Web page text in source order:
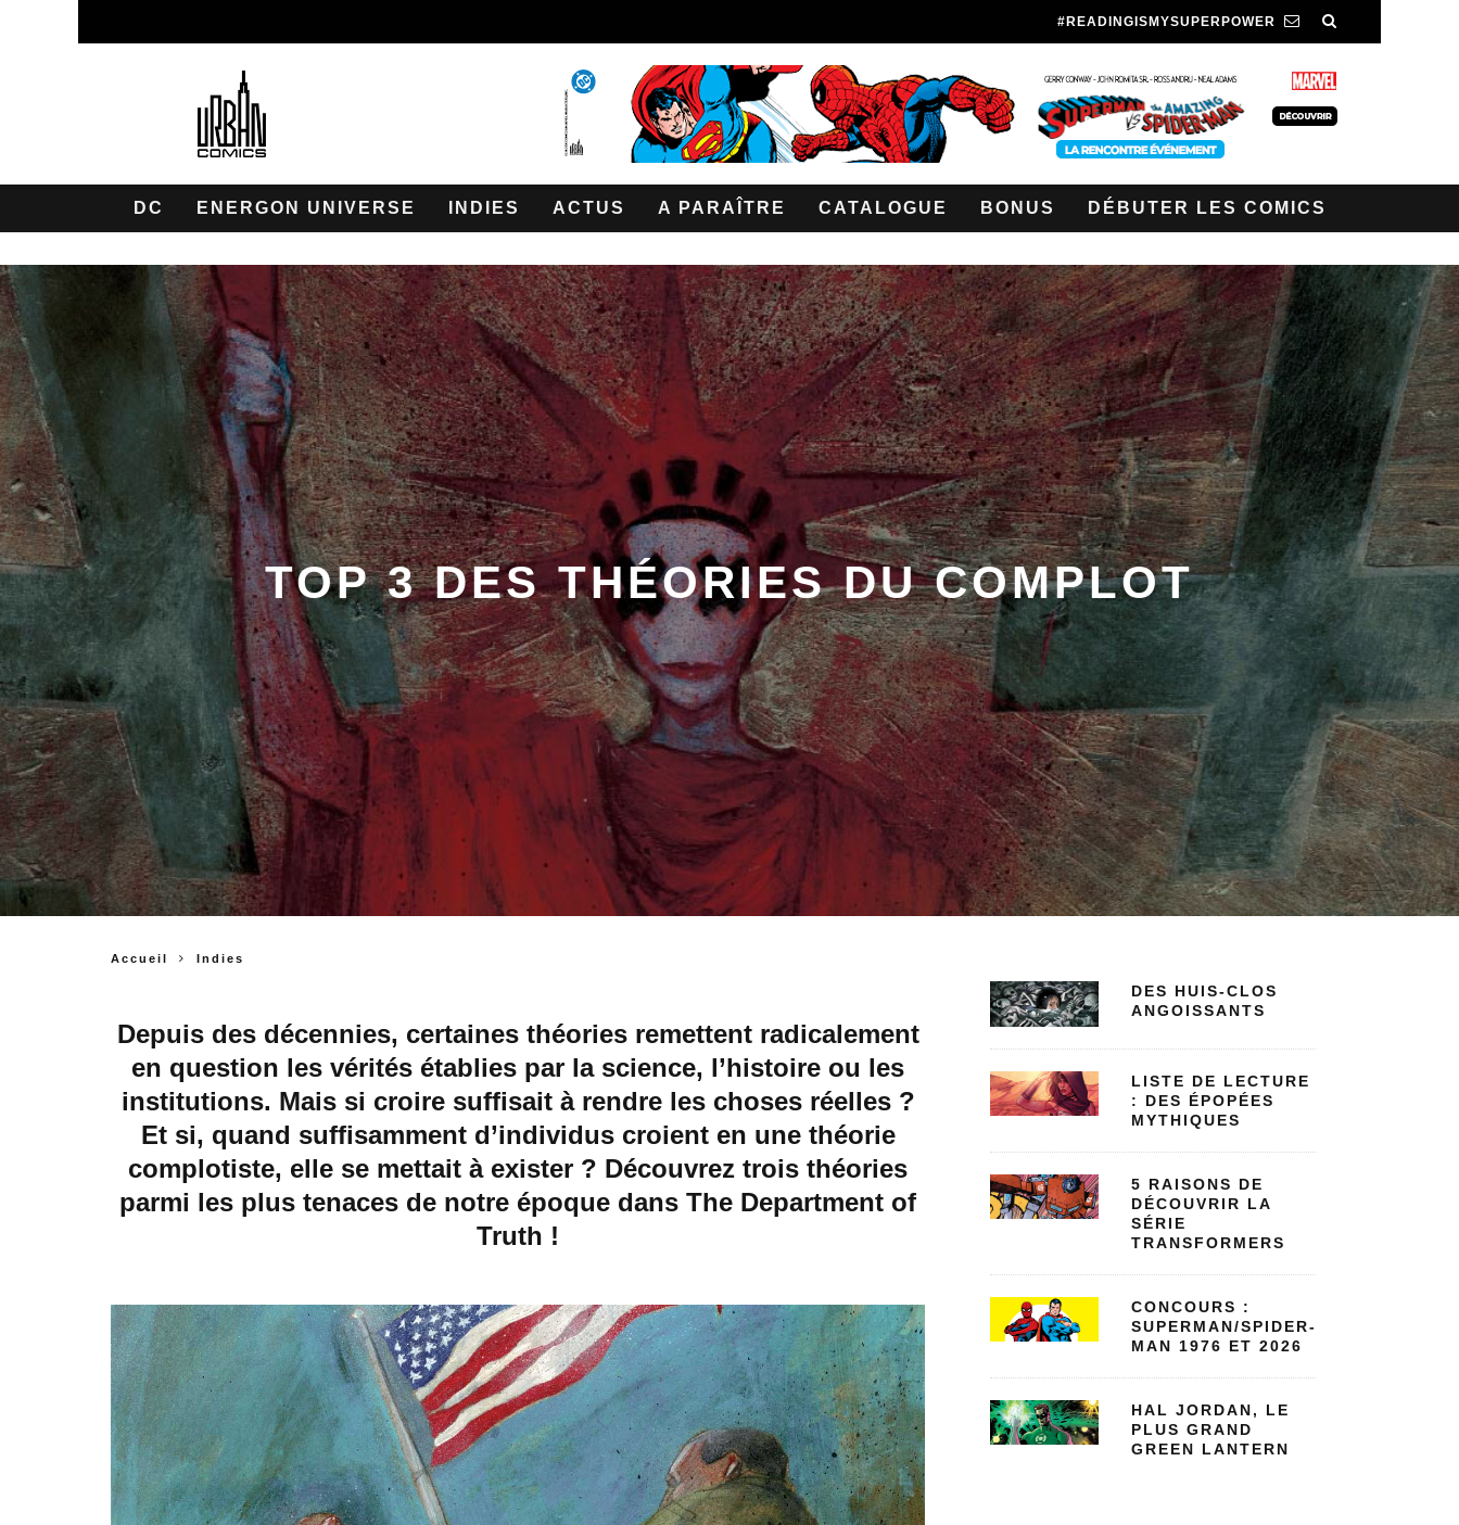
#READINGISMYSUPERPOWER
DC ENERGON UNIVERSE INDIES ACTUS A PARAÎTRE CATALOGUE BONUS DÉBUTER LES COMICS
TOP 3 DES THÉORIES DU COMPLOT
Accueil Indies
Depuis des décennies, certaines théories remettent radicalement
en question les vérités établies par la science, l’histoire ou les
institutions. Mais si croire suffisait à rendre les choses réelles ?
Et si, quand suffisamment d’individus croient en une théorie
complotiste, elle se mettait à exister ? Découvrez trois théories
parmi les plus tenaces de notre époque dans The Department of
Truth !
DES HUIS-CLOS
ANGOISSANTS
LISTE DE LECTURE
: DES ÉPOPÉES
MYTHIQUES
5 RAISONS DE
DÉCOUVRIR LA
SÉRIE
TRANSFORMERS
CONCOURS :
SUPERMAN/SPIDER-
MAN 1976 ET 2026
HAL JORDAN, LE
PLUS GRAND
GREEN LANTERN